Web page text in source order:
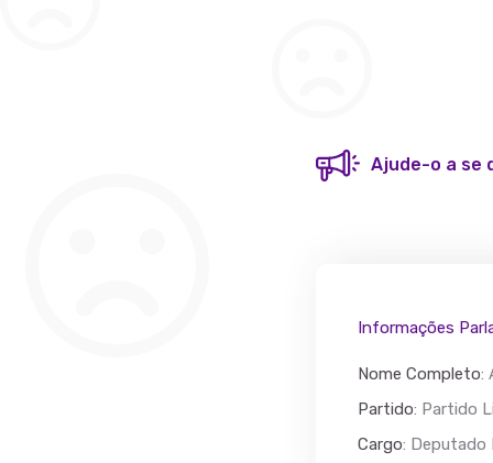
Ajude-o a se
Informações
Nome Completo:
Partido: Partido
Cargo: Deputado